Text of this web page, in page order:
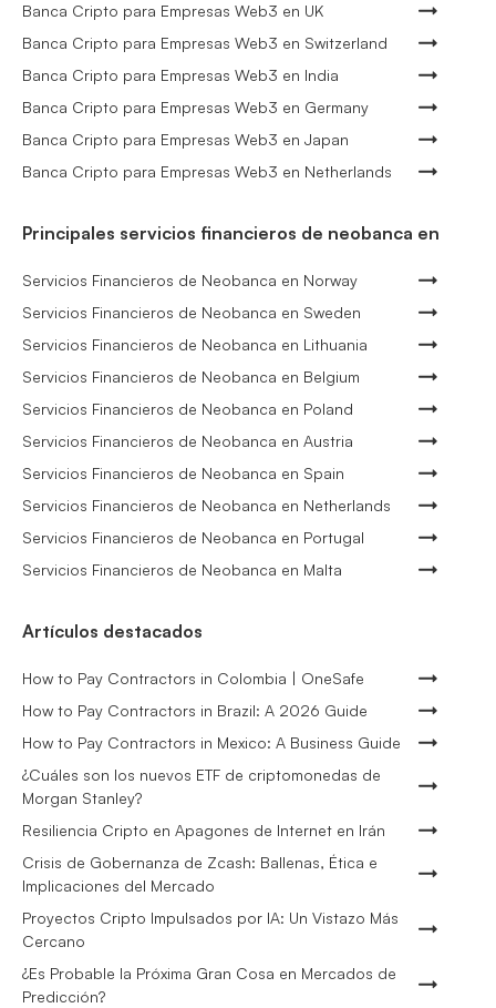
Banca Cripto para Empresas Web3 en UK
Banca Cripto para Empresas Web3 en Switzerland
Banca Cripto para Empresas Web3 en India
Banca Cripto para Empresas Web3 en Germany
Banca Cripto para Empresas Web3 en Japan
Banca Cripto para Empresas Web3 en Netherlands
Principales servicios financieros de neobanca en
Servicios Financieros de Neobanca en Norway
Servicios Financieros de Neobanca en Sweden
Servicios Financieros de Neobanca en Lithuania
Servicios Financieros de Neobanca en Belgium
Servicios Financieros de Neobanca en Poland
Servicios Financieros de Neobanca en Austria
Servicios Financieros de Neobanca en Spain
Servicios Financieros de Neobanca en Netherlands
Servicios Financieros de Neobanca en Portugal
Servicios Financieros de Neobanca en Malta
Artículos destacados
How to Pay Contractors in Colombia | OneSafe
How to Pay Contractors in Brazil: A 2026 Guide
How to Pay Contractors in Mexico: A Business Guide
¿Cuáles son los nuevos ETF de criptomonedas de
Morgan Stanley?
Resiliencia Cripto en Apagones de Internet en Irán
Crisis de Gobernanza de Zcash: Ballenas, Ética e
Implicaciones del Mercado
Proyectos Cripto Impulsados por IA: Un Vistazo Más
Cercano
¿Es Probable la Próxima Gran Cosa en Mercados de
Predicción?